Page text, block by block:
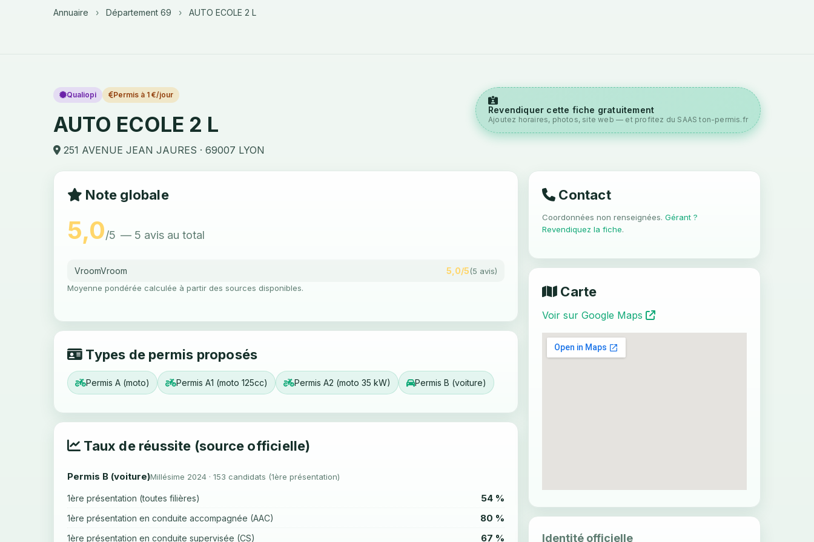
Annuaire › Département 69 › AUTO ECOLE 2 L
Qualiopi Permis à 1 €/jour
AUTO ECOLE 2 L
251 AVENUE JEAN JAURES · 69007 LYON
Revendiquer cette fiche gratuitement
Ajoutez horaires, photos, site web — et profitez du SAAS ton-permis.fr
Note globale
5,0/5 — 5 avis au total
VroomVroom 5,0/5(5 avis)
Moyenne pondérée calculée à partir des sources disponibles.
Types de permis proposés
Permis A (moto) Permis A1 (moto 125cc) Permis A2 (moto 35 kW) Permis B (voiture)
Taux de réussite (source officielle)
Permis B (voiture)Millésime 2024 · 153 candidats (1ère présentation)
1ère présentation (toutes filières) 54 %
1ère présentation en conduite accompagnée (AAC) 80 %
1ère présentation en conduite supervisée (CS) 67 %
Contact
Coordonnées non renseignées. Gérant ?
Revendiquez la fiche.
Carte
Voir sur Google Maps
Identité officielle